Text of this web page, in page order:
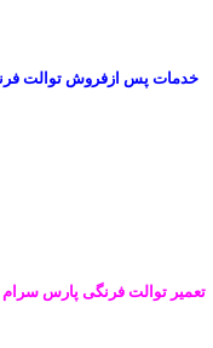
خدمات پس ازفروش توالت
تعمیر توالت فرنگی پارس سرام